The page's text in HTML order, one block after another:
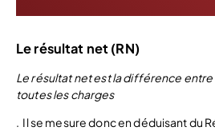
Le résultat net (RN)
Le résultat net est la différence
toutes les charges
. Il se mesure donc en déduisant du